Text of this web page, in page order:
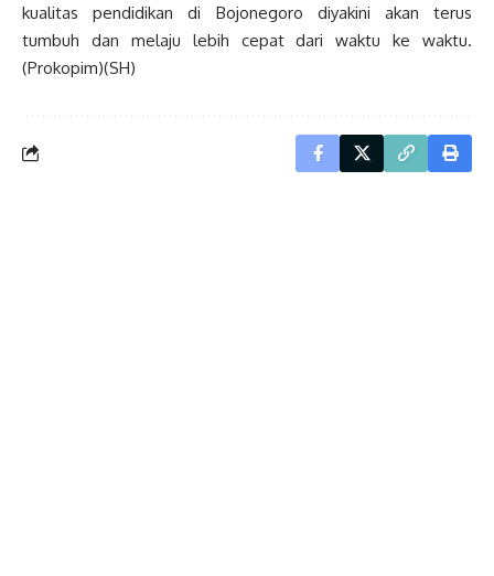
kualitas pendidikan di Bojonegoro diyakini akan terus
tumbuh dan melaju lebih cepat dari waktu ke waktu.
(Prokopim)(SH)